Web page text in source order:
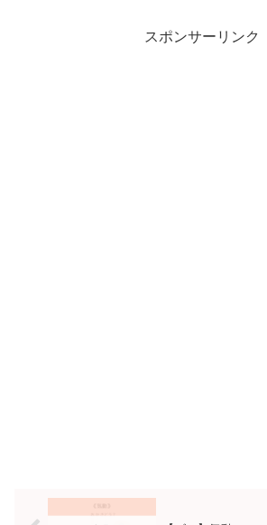
スポンサーリンク